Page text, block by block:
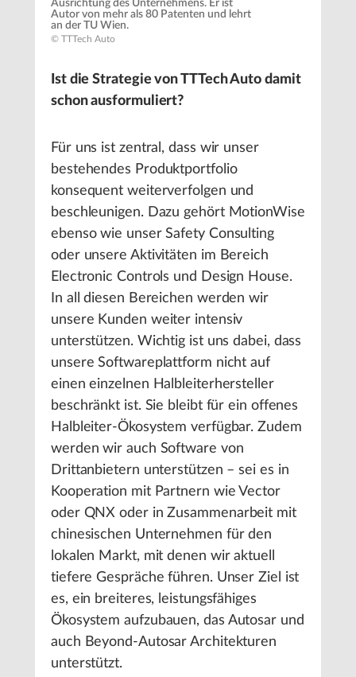
Ausrichtung des Unternehmens. Er ist
Autor von mehr als 80 Patenten und lehrt
an der TU Wien.
© TTTech Auto
Ist die Strategie von TTTech Auto damit
schon ausformuliert?
Für uns ist zentral, dass wir unser
bestehendes Produktportfolio
konsequent weiterverfolgen und
beschleunigen. Dazu gehört MotionWise
ebenso wie unser Safety Consulting
oder unsere Aktivitäten im Bereich
Electronic Controls und Design House.
In all diesen Bereichen werden wir
unsere Kunden weiter intensiv
unterstützen. Wichtig ist uns dabei, dass
unsere Softwareplattform nicht auf
einen einzelnen Halbleiterhersteller
beschränkt ist. Sie bleibt für ein offenes
Halbleiter-Ökosystem verfügbar. Zudem
werden wir auch Software von
Drittanbietern unterstützen – sei es in
Kooperation mit Partnern wie Vector
oder QNX oder in Zusammenarbeit mit
chinesischen Unternehmen für den
lokalen Markt, mit denen wir aktuell
tiefere Gespräche führen. Unser Ziel ist
es, ein breiteres, leistungsfähiges
Ökosystem aufzubauen, das Autosar und
auch Beyond-Autosar Architekturen
unterstützt.